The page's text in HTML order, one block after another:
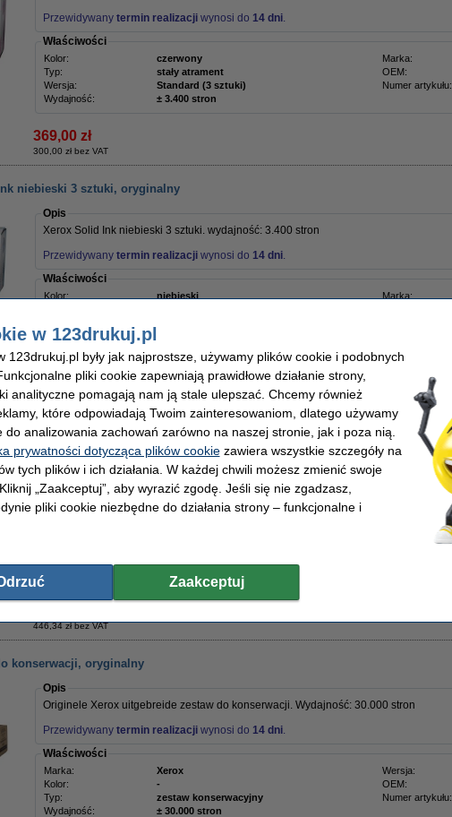
Przewidywany termin realizacji wynosi do 14 dni.
Właściwości
Kolor: czerwony Marka:
Typ:
stały atrament OEM:
Wersja:
Standard (3 sztuki) Numer artykułu:
Wydajność:
± 3.400 stron
369,00 zł
300,00 zł bez VAT
niebieski 3 sztuki, oryginalny
Opis
Xerox Solid Ink niebieski 3 sztuki. wydajność: 3.400 stron
Przewidywany termin realizacji wynosi do 14 dni.
Właściwości
Kolor: niebieski Marka:
Wydajność:
439,00 zł
356,91 zł bez VAT
zestaw do konserwacji, oryginalny
Opis
Originele Xerox standaard zestaw do konserwacji.?
Wydajność: 10.000 stron
446,34 zł bez VAT
konserwacji, oryginalny
Opis
Originele Xerox uitgebreide zestaw do konserwacji. Wydajność: 30.000 stron
Przewidywany termin realizacji wynosi do 14 dni.
Właściwości
Marka: Xerox Wersja:
Kolor:
- OEM:
Typ:
zestaw konserwacyjny Numer artykułu:
Wydajność:
± 30.000 stron
w 123drukuj.pl
123drukuj.pl były jak najprostsze, używamy plików cookie i podobnych
pliki cookie zapewniają prawidłowe działanie strony,
analityczne pomagają nam ją stale ulepszać. Chcemy również
które odpowiadają Twoim zainteresowaniom, dlatego używamy
do analizowania zachowań zarówno na naszej stronie, jak i poza nią.
prywatności dotycząca plików cookiezawiera wszystkie szczegóły na
tych plików i ich działania. W każdej chwili możesz zmienić swoje
„Zaakceptuj”, aby wyrazić zgodę. Jeśli się nie zgadzasz,
pliki cookie niezbędne do działania strony – funkcjonalne i
Zaakceptuj